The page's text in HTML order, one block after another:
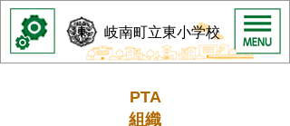
岐南町立東小学校
PTA
組織